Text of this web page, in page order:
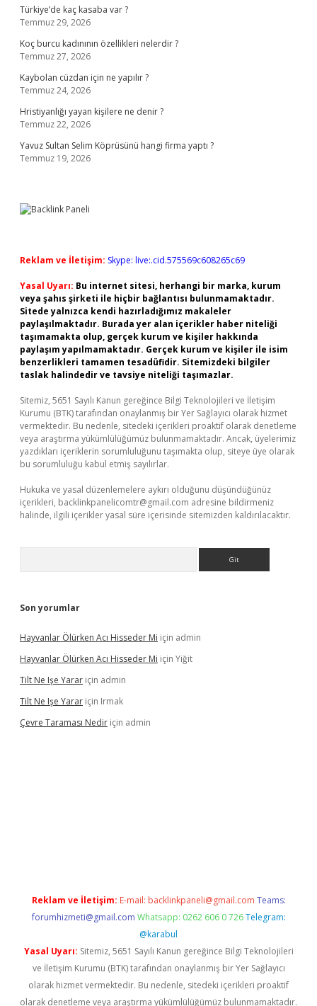
Türkiye’de kaç kasaba var ?
Temmuz 29, 2026
Koç burcu kadınının özellikleri nelerdir ?
Temmuz 27, 2026
Kaybolan cüzdan için ne yapılır ?
Temmuz 24, 2026
Hristiyanlığı yayan kişilere ne denir ?
Temmuz 22, 2026
Yavuz Sultan Selim Köprüsünü hangi firma yaptı ?
Temmuz 19, 2026
Reklam ve İletişim: Skype: live:.cid.575569c608265c69
Yasal Uyarı: Bu internet sitesi, herhangi bir marka, kurum
veya şahıs şirketi ile hiçbir bağlantısı bulunmamaktadır.
Sitede yalnızca kendi hazırladığımız makaleler
paylaşılmaktadır. Burada yer alan içerikler haber niteliği
taşımamakta olup, gerçek kurum ve kişiler hakkında
paylaşım yapılmamaktadır. Gerçek kurum ve kişiler ile isim
benzerlikleri tamamen tesadüfidir. Sitemizdeki bilgiler
taslak halindedir ve tavsiye niteliği taşımazlar.
Sitemiz, 5651 Sayılı Kanun gereğince Bilgi Teknolojileri ve İletişim
Kurumu (BTK) tarafından onaylanmış bir Yer Sağlayıcı olarak hizmet
vermektedir. Bu nedenle, sitedeki içerikleri proaktif olarak denetleme
veya araştırma yükümlülüğümüz bulunmamaktadır. Ancak, üyelerimiz
yazdıkları içeriklerin sorumluluğunu taşımakta olup, siteye üye olarak
bu sorumluluğu kabul etmiş sayılırlar.
Hukuka ve yasal düzenlemelere aykırı olduğunu düşündüğünüz
içerikleri, backlinkpanelicomtr@gmail.com adresine bildirmeniz
halinde, ilgili içerikler yasal süre içerisinde sitemizden kaldırılacaktır.
Son yorumlar
Hayvanlar Ölürken Acı Hisseder Mi için admin
Hayvanlar Ölürken Acı Hisseder Mi için Yiğit
Tilt Ne Işe Yarar için admin
Tilt Ne Işe Yarar için Irmak
Çevre Taraması Nedir için admin
Reklam ve İletişim: E-mail: backlinkpaneli@gmail.com Teams:
forumhizmeti@gmail.com Whatsapp: 0262 606 0 726 Telegram:
@karabul
Yasal Uyarı: Sitemiz, 5651 Sayılı Kanun gereğince Bilgi Teknolojileri
ve İletişim Kurumu (BTK) tarafından onaylanmış bir Yer Sağlayıcı
olarak hizmet vermektedir. Bu nedenle, sitedeki içerikleri proaktif
olarak denetleme veya araştırma yükümlülüğümüz bulunmamaktadır.